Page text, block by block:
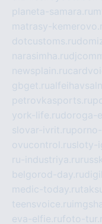
planeta-samara.ru
matrasy-
dotcustoms.ru
narasimha.ru
newsplain.ru
gbget.ru
petrovkasports.ru
york-life.rudoroga-
slovar-ivrit.ru
ovucontrol.rusloty-
ru-industriya.ru
belgorod-day.ru
medic-today.ru
teensvoice.ru
eva-elfie.rufoto-